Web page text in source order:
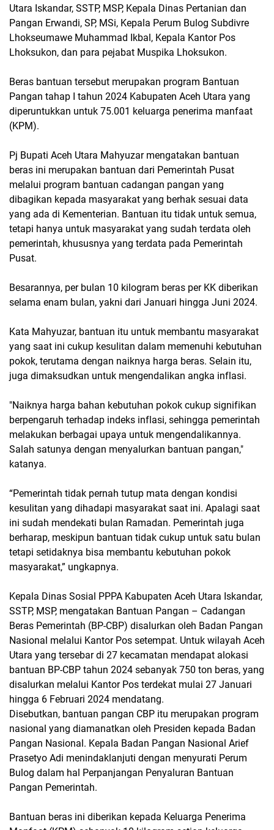
Utara Iskandar, SSTP, MSP, Kepala Dinas Pertanian dan
Pangan Erwandi, SP, MSi, Kepala Perum Bulog Subdivre
Lhokseumawe Muhammad Ikbal, Kepala Kantor Pos
Lhoksukon, dan para pejabat Muspika Lhoksukon.
Beras bantuan tersebut merupakan program Bantuan
Pangan tahap I tahun 2024 Kabupaten Aceh Utara yang
diperuntukkan untuk 75.001 keluarga penerima manfaat
(KPM).
Pj Bupati Aceh Utara Mahyuzar mengatakan bantuan
beras ini merupakan bantuan dari Pemerintah Pusat
melalui program bantuan cadangan pangan yang
dibagikan kepada masyarakat yang berhak sesuai data
yang ada di Kementerian. Bantuan itu tidak untuk semua,
tetapi hanya untuk masyarakat yang sudah terdata oleh
pemerintah, khususnya yang terdata pada Pemerintah
Pusat.
Besarannya, per bulan 10 kilogram beras per KK diberikan
selama enam bulan, yakni dari Januari hingga Juni 2024.
Kata Mahyuzar, bantuan itu untuk membantu masyarakat
yang saat ini cukup kesulitan dalam memenuhi kebutuhan
pokok, terutama dengan naiknya harga beras. Selain itu,
juga dimaksudkan untuk mengendalikan angka inflasi.
"Naiknya harga bahan kebutuhan pokok cukup signifikan
berpengaruh terhadap indeks inflasi, sehingga pemerintah
melakukan berbagai upaya untuk mengendalikannya.
Salah satunya dengan menyalurkan bantuan pangan,"
katanya.
“Pemerintah tidak pernah tutup mata dengan kondisi
kesulitan yang dihadapi masyarakat saat ini. Apalagi saat
ini sudah mendekati bulan Ramadan. Pemerintah juga
berharap, meskipun bantuan tidak cukup untuk satu bulan
tetapi setidaknya bisa membantu kebutuhan pokok
masyarakat,” ungkapnya.
Kepala Dinas Sosial PPPA Kabupaten Aceh Utara Iskandar,
SSTP, MSP, mengatakan Bantuan Pangan – Cadangan
Beras Pemerintah (BP-CBP) disalurkan oleh Badan Pangan
Nasional melalui Kantor Pos setempat. Untuk wilayah Aceh
Utara yang tersebar di 27 kecamatan mendapat alokasi
bantuan BP-CBP tahun 2024 sebanyak 750 ton beras, yang
disalurkan melalui Kantor Pos terdekat mulai 27 Januari
hingga 6 Februari 2024 mendatang.
Disebutkan, bantuan pangan CBP itu merupakan program
nasional yang diamanatkan oleh Presiden kepada Badan
Pangan Nasional. Kepala Badan Pangan Nasional Arief
Prasetyo Adi menindaklanjuti dengan menyurati Perum
Bulog dalam hal Perpanjangan Penyaluran Bantuan
Pangan Pemerintah.
Bantuan beras ini diberikan kepada Keluarga Penerima